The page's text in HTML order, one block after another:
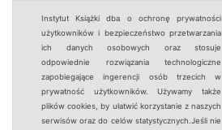
Instytut Książki dba o ochronę prywatności
użytkowników i bezpieczeństwo przetwarzania
ich danych osobowych oraz stosuje
odpowiednie rozwiązania technologiczne
zapobiegające ingerencji osób trzecich w
prywatność użytkowników. Używamy także
plików cookies, by ułatwić korzystanie z naszych
serwisów oraz do celów statystycznych.Jeśli nie